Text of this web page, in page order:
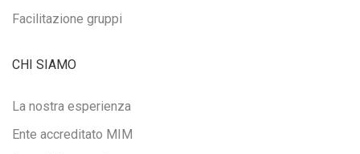
Facilitazione gruppi
CHI SIAMO
La nostra esperienza
Ente accreditato MIM